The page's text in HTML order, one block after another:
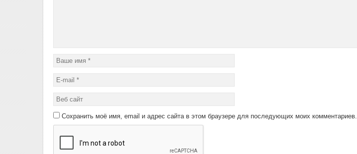
Сохранить моё имя, email и адрес сайта в этом браузере для последующих моих комментариев.